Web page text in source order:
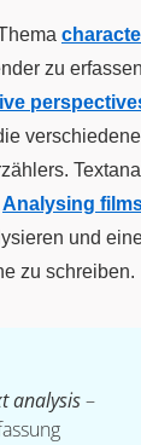
zu
Analysing
und
zu schreiben.
analysis–